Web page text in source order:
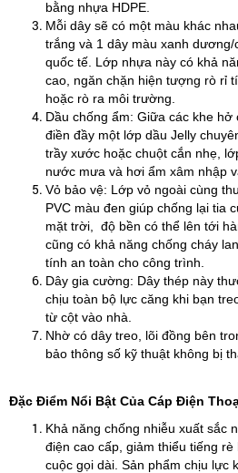
bằng nhựa HDPE.
Mỗi dây sẽ có một màu khác
trắng và 1 dây màu xanh
quốc tế. Lớp nhựa này có khả
cao, ngăn chặn hiện tượng rò rỉ
hoặc rò ra môi trường.
Dầu chống ẩm: Giữa các khe
điền đầy một lớp dầu Jelly
trầy xước hoặc chuột cắn nhẹ,
nước mưa và hơi ẩm xâm nhập
Vỏ bảo vệ: Lớp vỏ ngoài cùng
PVC màu đen giúp chống lại tia
mặt trời, độ bền có thể lên tới
cũng có khả năng chống cháy
tính an toàn cho công trình.
Dây gia cường: Dây thép này
chịu toàn bộ lực căng khi bạn
từ cột vào nhà.
Nhờ có dây treo, lõi đồng bên
bảo thông số kỹ thuật không bị
Đặc Điểm Nổi Bật Của Cáp Điện
Khả năng chống nhiễu xuất sắc
điện cao cấp, giảm thiểu tiếng
cuộc gọi dài. Sản phẩm chịu lực